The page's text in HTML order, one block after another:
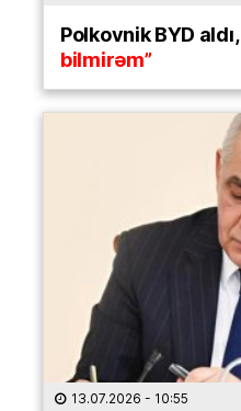
Polkovnik BYD
bilmirəm”
13.07.2026 - 10:55